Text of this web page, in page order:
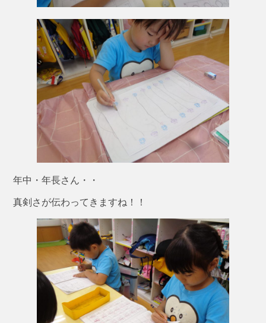
年中・年長さん・・
真剣さが伝わってきますね！！